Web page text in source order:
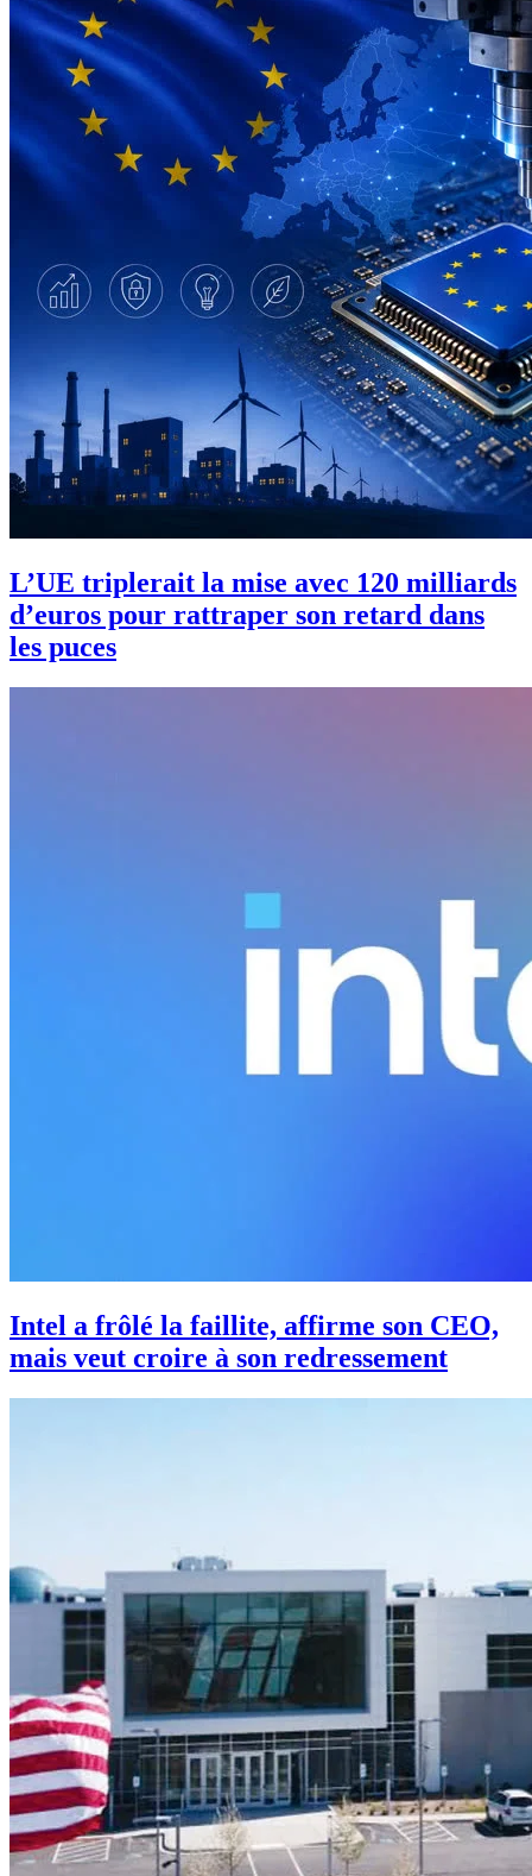
L’UE triplerait la mise avec 120 milliards
d’euros pour rattraper son retard dans
les puces
Intel a frôlé la faillite, affirme son CEO,
mais veut croire à son redressement